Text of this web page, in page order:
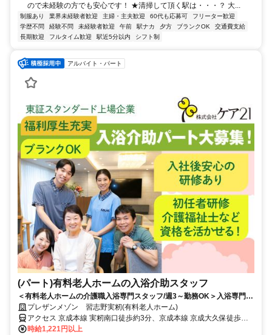
ので未経験の方でも安心です！ ★清掃して頂く駅は・・・？ 大...
制服あり 業界未経験者歓迎 主婦・主夫歓迎 60代も応募可
フリーター歓迎
学歴不問
経験不問 未経験者歓迎 午前 駅ナカ 夕方 ブランクOK
交通費支給
長期歓迎
フルタイム歓迎 駅近5分以内 シフト制
アルバイト・パート
(パート)有料老人ホームの入浴介助スタッフ
＜有料老人ホームの介護職入浴専門スタッフ/週3～勤務OK＞入浴専門な
ので集中して業務ができる。初任者研修以上～応募可能です！
プレザンメゾン 習志野実籾(有料老人ホーム)
アクセス 京成本線 実籾南口徒歩約3分、京成本線 京成大久保徒歩約
28分、京成本線 八千代台西口徒歩約38分 京成本線「実籾」駅から徒
時給1,221円以上